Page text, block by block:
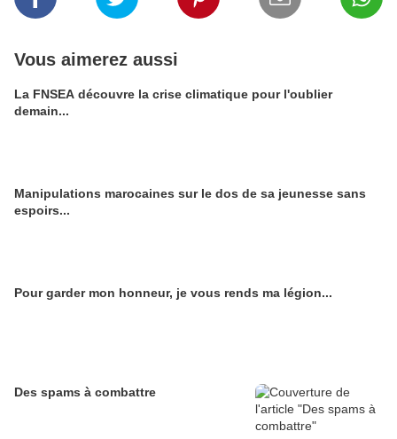
Vous aimerez aussi
La FNSEA découvre la crise climatique pour l'oublier
demain...
Manipulations marocaines sur le dos de sa jeunesse sans
espoirs...
Pour garder mon honneur, je vous rends ma légion...
Des spams à combattre